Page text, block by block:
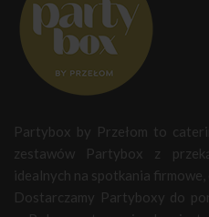
Partybox by Przełom to
zestawów Partybox z
idealnych na spotkania
Dostarczamy Partyboxy do